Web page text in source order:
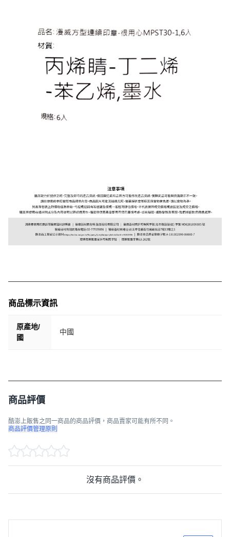
商品標示資訊
原產地/
國
中國
商品評價
酷澎上販售之同一商品的商品評價，商品賣家可能有所不同。
商品評價管理原則
沒有商品評價。